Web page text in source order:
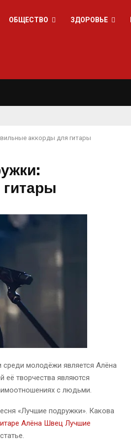
ОБЩЕСТВО ЗДОРОВЬЕ
аккорды для гитары
среди молодёжи является Алёна
её творчества являются
с людьми.
«Лучшие подружки». Какова
Алёна Швец Лучшие